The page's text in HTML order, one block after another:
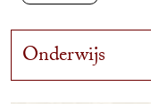
Onderwijs